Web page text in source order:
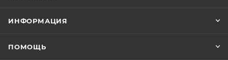
ИНФОРМАЦИЯ
ПОМОЩЬ